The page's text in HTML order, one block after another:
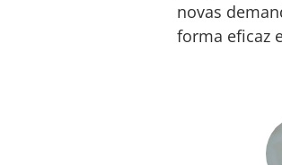
novas
forma eficaz